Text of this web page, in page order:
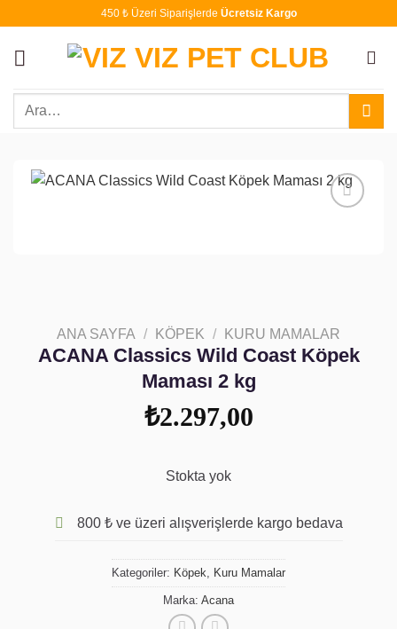
450 ₺ Üzeri Siparişlerde Ücretsiz Kargo
Ara:
ANA SAYFA / KÖPEK / KURU MAMALAR
ACANA Classics Wild Coast Köpek
Maması 2 kg
₺2.297,00
Stokta yok
800 ₺ ve üzeri alışverişlerde kargo bedava
Kategoriler: Köpek, Kuru Mamalar
Marka: Acana